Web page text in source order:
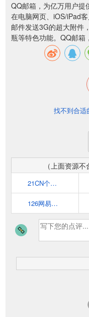
QQ邮箱，为亿万用户提
在电脑网页、iOS/iPad
邮件发送3G的超大附件
瓶等特色功能。QQ邮箱
找不到合适
（上面资源
21CN个人邮箱
126网易邮箱